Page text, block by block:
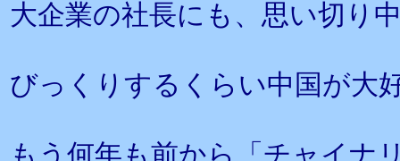
大企業の社長にも、思い切り
びっくりするくらい中国が大
もう何年も前から「チャイナ